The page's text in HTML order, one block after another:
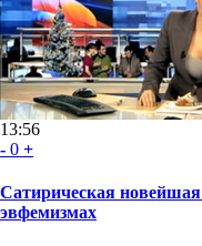
13:56
- 0 +
Сатирическая новейшая
эвфемизмах